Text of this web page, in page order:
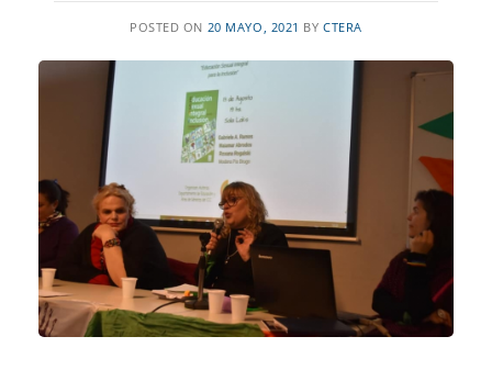
POSTED ON 20 MAYO, 2021 BYCTERA